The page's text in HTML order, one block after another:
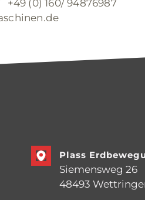
+49 (0) 160/ 94876987
Plass
Siemensweg 26
48493